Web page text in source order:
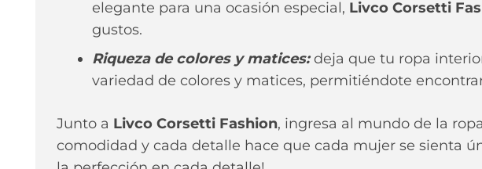
elegante para una ocasión especial, Livco Corsetti
gustos.
Riqueza de colores y matices:deja que tu ropa
variedad de colores y matices, permitiéndote
Junto a Livco Corsetti Fashion, ingresa al mundo de la
comodidad y cada detalle hace que cada mujer se sienta